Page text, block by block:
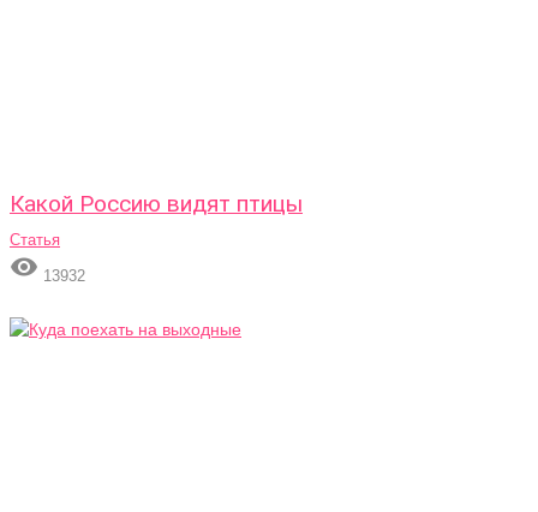
Какой Россию видят птицы
Статья
 13932